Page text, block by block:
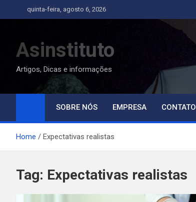
to
quinta-feira, agosto 6, 2026
Asinstituto
Artigos, Dicas e informações
SOBRE NÓS EMPRESA CONTATO
Home Expectativas realistas
Tag: Expectativas realistas